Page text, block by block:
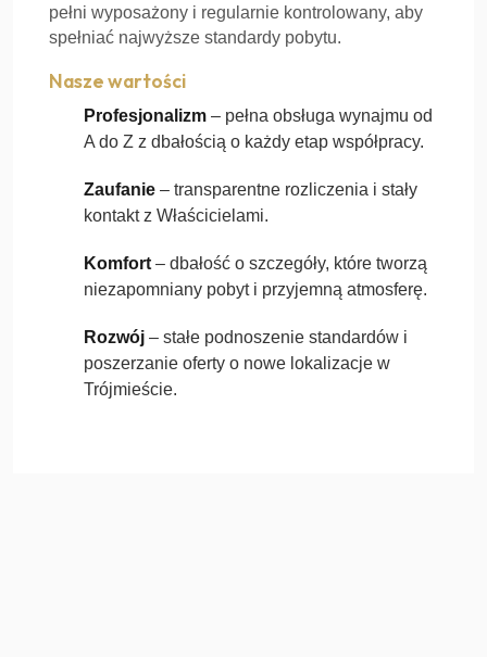
pełni wyposażony i regularnie kontrolowany, aby
spełniać najwyższe standardy pobytu.
Nasze wartości
Profesjonalizm – pełna obsługa wynajmu od
A do Z z dbałością o każdy etap współpracy.
Zaufanie – transparentne rozliczenia i stały
kontakt z Właścicielami.
Komfort – dbałość o szczegóły, które tworzą
niezapomniany pobyt i przyjemną atmosferę.
Rozwój – stałe podnoszenie standardów i
poszerzanie oferty o nowe lokalizacje w
Trójmieście.